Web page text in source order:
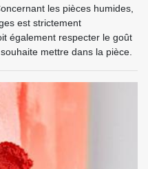
les pièces humides,
est strictement
également respecter le goût
mettre dans la pièce.